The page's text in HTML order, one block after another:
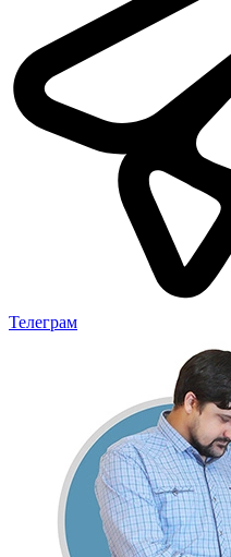
Телеграм